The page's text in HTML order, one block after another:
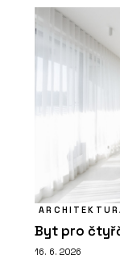
Byt pro
16. 6. 2026